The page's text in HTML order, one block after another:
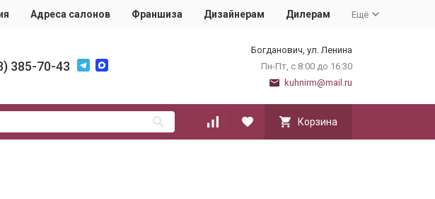
Адреса салонов Франшиза Дизайнерам Дилерам Ещё
385-70-43
Богданович, ул. Ленина
Пн-Пт, с 8:00 до 16:30
kuhnirm@mail.ru
Корзина